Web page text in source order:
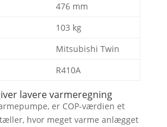
476 mm
103 kg
Mitsubishi Twin
R410A
lavere varmeregning
er COP-værdien et
hvor meget varme anlægget